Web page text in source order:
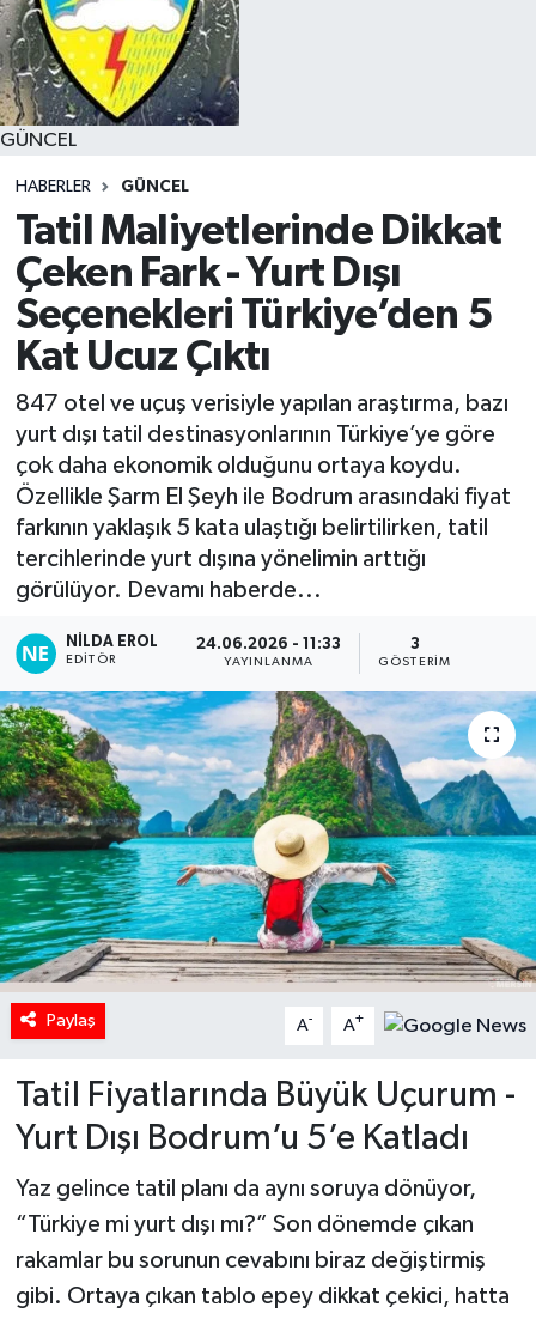
GÜNCEL
HABERLER GÜNCEL
Tatil Maliyetlerinde Dikkat
Çeken Fark - Yurt Dışı
Seçenekleri Türkiye’den 5
Kat Ucuz Çıktı
847 otel ve uçuş verisiyle yapılan araştırma, bazı
yurt dışı tatil destinasyonlarının Türkiye’ye göre
çok daha ekonomik olduğunu ortaya koydu.
Özellikle Şarm El Şeyh ile Bodrum arasındaki fiyat
farkının yaklaşık 5 kata ulaştığı belirtilirken, tatil
tercihlerinde yurt dışına yönelimin arttığı
görülüyor. Devamı haberde...
NILDA EROL
EDITÖR
24.06.2026 - 11:33
YAYINLANMA
3
GÖSTERIM
Paylaş A- A+
Tatil Fiyatlarında Büyük Uçurum -
Yurt Dışı Bodrum’u 5’e Katladı
Yaz gelince tatil planı da aynı soruya dönüyor,
“Türkiye mi yurt dışı mı?” Son dönemde çıkan
rakamlar bu sorunun cevabını biraz değiştirmiş
gibi. Ortaya çıkan tablo epey dikkat çekici, hatta